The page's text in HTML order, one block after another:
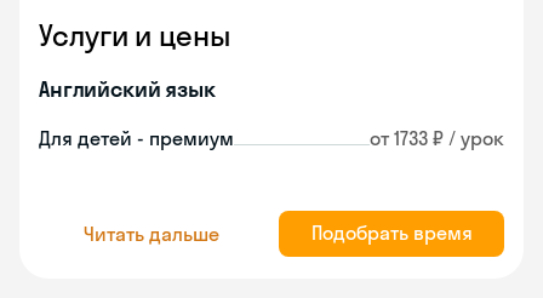
Услуги и цены
Английский язык
Для детей - премиум от 1733 ₽ / урок
Читать дальше Подобрать время